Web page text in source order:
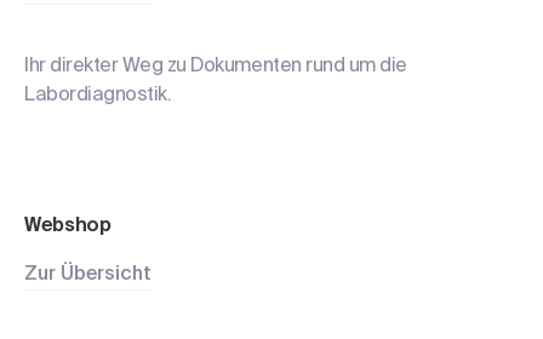
Ihr direkter Weg zu Dokumenten rund um die
Labordiagnostik.
Webshop
Zur Übersicht